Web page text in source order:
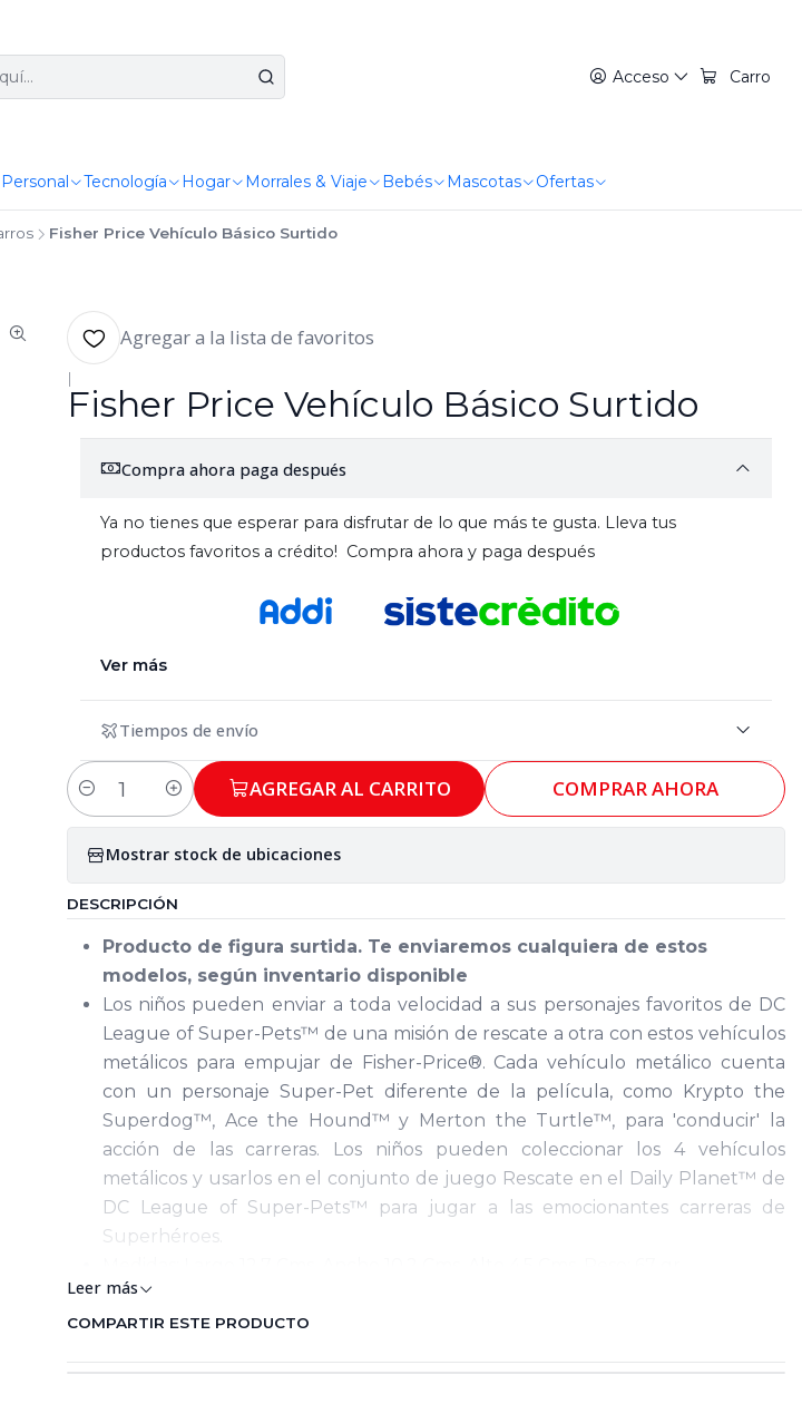
Acceso Carro
Tecnología Hogar Morrales & Viaje Bebés Mascotas Ofertas
Fisher Price Vehículo Básico Surtido
Agregar a la lista de favoritos
|
Fisher Price Vehículo Básico Surtido
Compra ahora paga después
Ya no tienes que esperar para disfrutar de lo que más te gusta. Lleva tus
productos favoritos a crédito! Compra ahora y paga después
Ver más
Tiempos de envío
Cantidad AGREGAR AL CARRITO COMPRAR AHORA
Mostrar stock de ubicaciones
DESCRIPCIÓN
Producto de figura surtida. Te enviaremos cualquiera de estos
modelos, según inventario disponible
Los niños pueden enviar a toda velocidad a sus personajes favoritos de DC
League of Super-Pets™ de una misión de rescate a otra con estos vehículos
metálicos para empujar de Fisher-Price®. Cada vehículo metálico cuenta
con un personaje Super-Pet diferente de la película, como Krypto the
Superdog™, Ace the Hound™ y Merton the Turtle™, para 'conducir' la
acción de las carreras. Los niños pueden coleccionar los 4 vehículos
metálicos y usarlos en el conjunto de juego Rescate en el Daily Planet™ de
DC League of Super-Pets™ para jugar a las emocionantes carreras de
Superhéroes.
Fabricante: Mattel
País de Origen: China
Registro SIC: 800251341
Leer más
COMPARTIR ESTE PRODUCTO